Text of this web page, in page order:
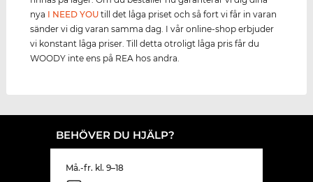
nya I NEED YOU till det låga priset och så fort vi får in varan
sänder vi dig varan samma dag. I vår online-shop erbjuder
vi konstant låga priser. Till detta otroligt låga pris får du
WOODY inte ens på REA hos andra.
BEHÖVER DU HJÄLP?
Må.-fr. kl. 9–18